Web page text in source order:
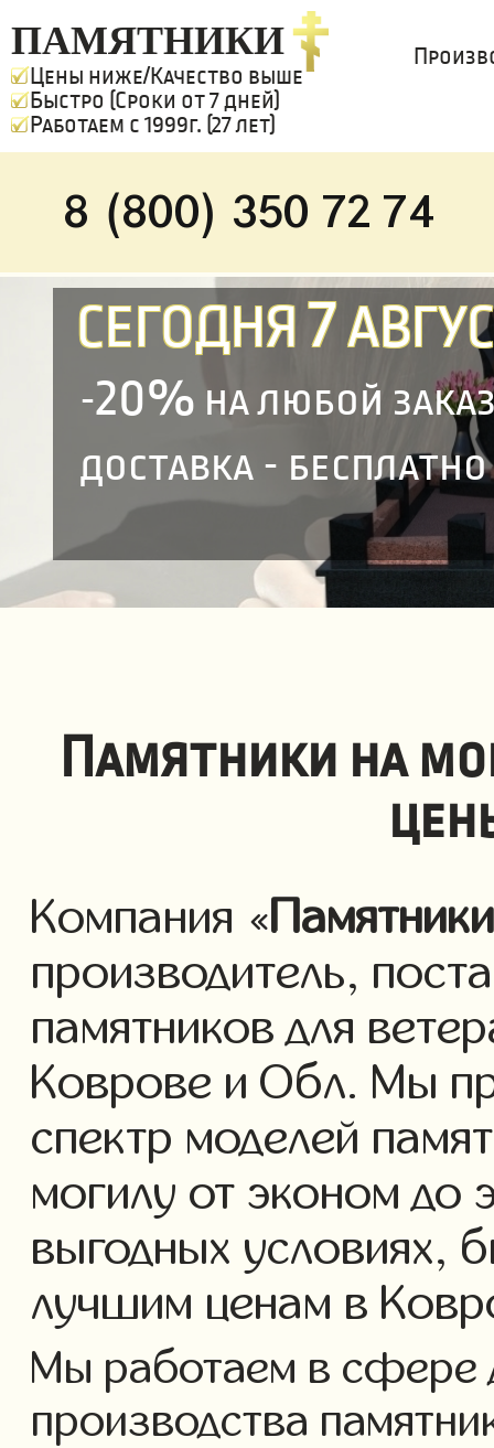
ПАМЯТНИКИ
Цены ниже/Качество выше
Быстро (Сроки от 7 дней)
Работаем с 1999г. (27 лет)
8 (800) 350 72 74
СЕГОДНЯ7
-20% на любой
доставка - бесплатно
Памятники на
Компания «Памятники
производитель,
памятников для
Коврове и Обл. Мы
спектр моделей
могилу от эконом до
выгодных условиях,
лучшим ценам в
Мы работаем в сфере
производства